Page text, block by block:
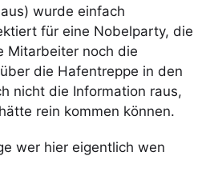
wurde einfach
für eine Nobelparty, die
Mitarbeiter noch die
die Hafentreppe in den
nicht die Information raus,
rein kommen können.
wer hier eigentlich wen